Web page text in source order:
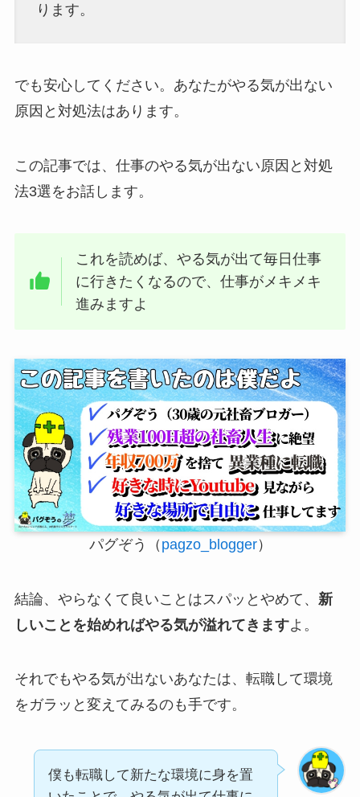
ります。
でも安心してください。あなたがやる気が出ない
原因と対処法はあります。
この記事では、仕事のやる気が出ない原因と対処
法3選をお話します。
これを読めば、やる気が出て毎日仕事
に行きたくなるので、仕事がメキメキ
進みますよ
パグぞう（ pagzo_blogger）
結論、やらなくて良いことはスパッとやめて、 新
しいことを始めればやる気が溢れてきますよ。
それでもやる気が出ないあなたは、転職して環境
をガラッと変えてみるのも手です。
僕も転職して新たな環境に身を置